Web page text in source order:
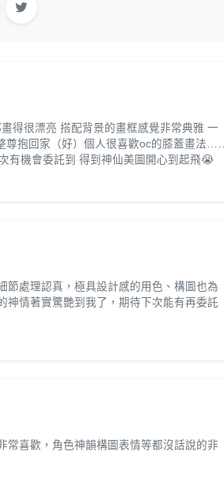
得很漂亮 搭配背景的畫框感覺非常典雅 一
尊抱回家（好）個人很喜歡oc的膝蓋畫法……
有機會委託到 得到神仙美圖開心到起飛😭
節處理認真，極具設計感的用色、構圖也為
神情著實驚艷到我了，期待下次能有再委託
常喜歡，角色神韻構圖表情等都沒話說的非